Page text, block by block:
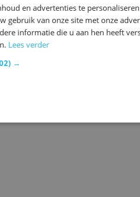
en advertenties te
gebruik van onze site met onze
informatie die u aan hen heeft
Lees verder
→